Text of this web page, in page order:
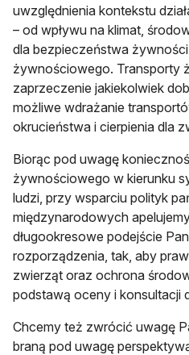
uwzględnienia kontekstu
– od wpływu na klimat,
dla bezpieczeństwa
żywnościowego. Transporty
zaprzeczenie jakiekolwiek
możliwe wdrażanie
okrucieństwa i cierpienia dla
Biorąc pod uwagę
żywnościowego w kierunku
ludzi, przy wsparciu polityk
międzynarodowych
długookresowe podejście
rozporządzenia, tak, aby
zwierząt oraz ochrona
podstawą oceny i konsultacji
Chcemy też zwrócić uwagę
braną pod uwagę